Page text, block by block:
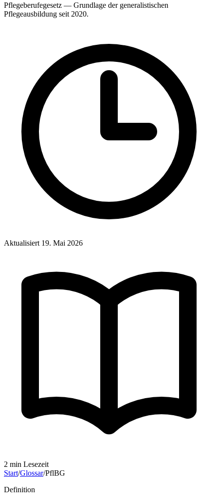
Pflegeberufegesetz — Grundlage der generalistischen
Pflegeausbildung seit 2020.
Aktualisiert 19. Mai 2026
2 min Lesezeit
Start/Glossar/PflBG
Definition